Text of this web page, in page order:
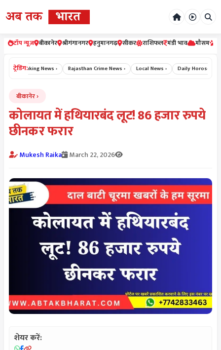
टॉप न्यूज़ बीकानेर श्रीगंगानगर हनुमानगढ़ सीकर राशिफल मंडी भाव मौसम
ट्रेडिंग:
Breaking News › Rajasthan Crime News › Local News › Daily Horoscope
बीकानेर
कोलायत में हथियारबंद लूट! 86 हजार रुपये
छीनकर फरार
Mukesh Raika March 22, 2026
शेयर करें: